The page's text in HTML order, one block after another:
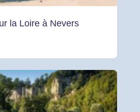
la Loire à Nevers